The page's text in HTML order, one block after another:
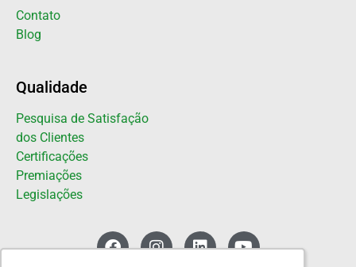
Contato
Blog
Qualidade
Pesquisa de Satisfação
dos Clientes
Certificações
Premiações
Legislações